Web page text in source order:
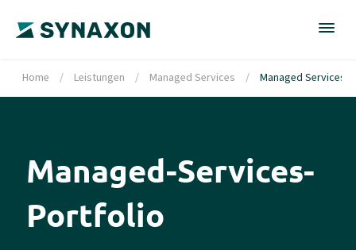
Home / Leistungen / Managed Services / Managed Services
Managed-Services-
Portfolio